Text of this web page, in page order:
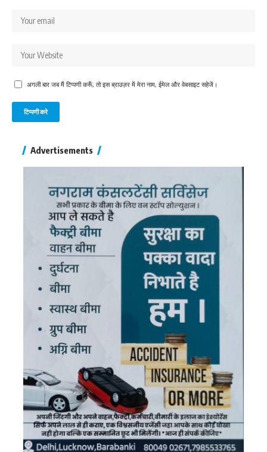
अगली बार जब मैं टिप्पणी करूँ, तो इस ब्राउज़र में मेरा नाम, ईमेल और वेबसाइट सहेजें।
Advertisements